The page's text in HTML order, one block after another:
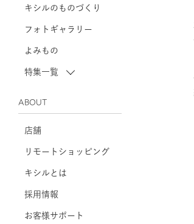
キシルのものづくり
フォトギャラリー
よみもの
特集一覧
ABOUT
店舗
リモートショッピング
キシルとは
採用情報
お客様サポート